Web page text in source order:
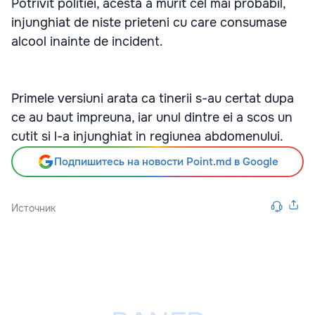
Potrivit politiei, acesta a murit cel mai probabil,
injunghiat de niste prieteni cu care consumase
alcool inainte de incident.
Primele versiuni arata ca tinerii s-au certat dupa
ce au baut impreuna, iar unul dintre ei a scos un
cutit si l-a injunghiat in regiunea abdomenului.
Подпишитесь на новости Point.md в Google
Источник